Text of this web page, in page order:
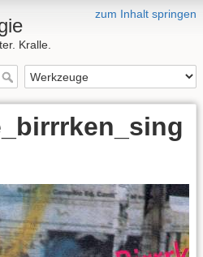
zum Inhalt springen
Kralle.